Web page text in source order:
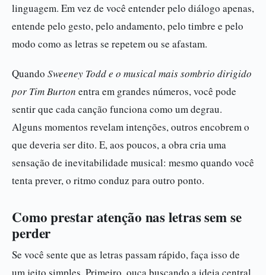
linguagem. Em vez de você entender pelo diálogo apenas,
entende pelo gesto, pelo andamento, pelo timbre e pelo
modo como as letras se repetem ou se afastam.
Quando Sweeney Todd e o musical mais sombrio dirigido
por Tim Burton entra em grandes números, você pode
sentir que cada canção funciona como um degrau.
Alguns momentos revelam intenções, outros encobrem o
que deveria ser dito. E, aos poucos, a obra cria uma
sensação de inevitabilidade musical: mesmo quando você
tenta prever, o ritmo conduz para outro ponto.
Como prestar atenção nas letras sem se
perder
Se você sente que as letras passam rápido, faça isso de